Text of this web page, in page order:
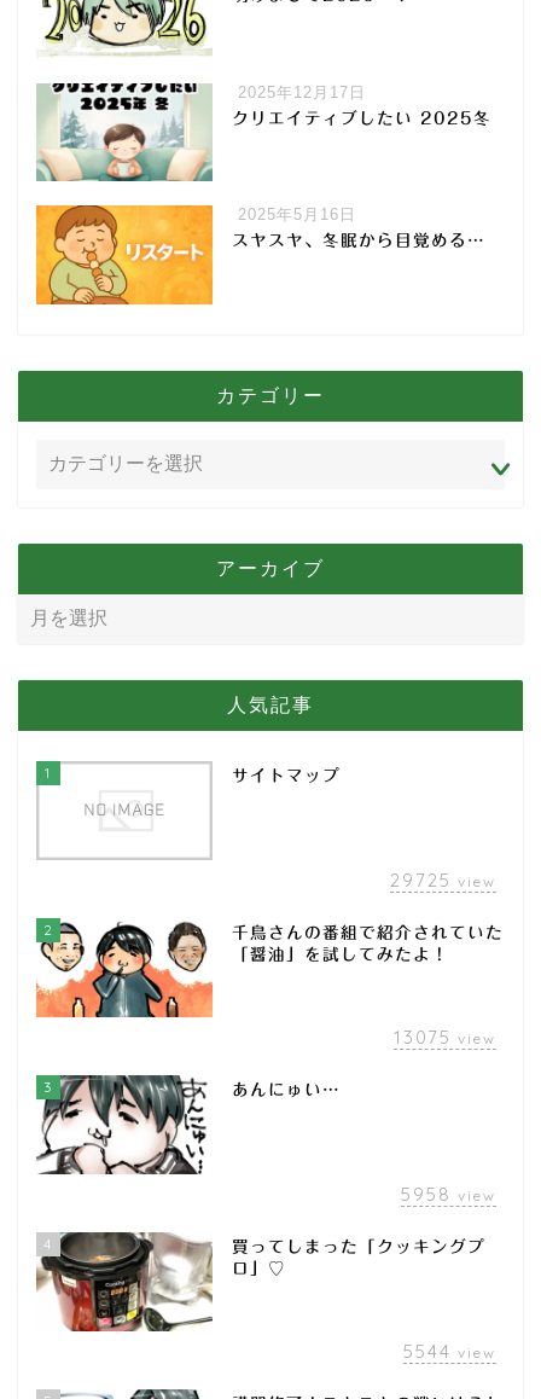
2025年12月17日
クリエイティブしたい 2025冬
2025年5月16日
スヤスヤ、冬眠から目覚める…
カテゴリー
アーカイブ
人気記事
1 サイトマップ
29725 view
2
千鳥さんの番組で紹介されていた
「醤油」を試してみたよ！
13075 view
3 あんにゅい…
5958 view
4
買ってしまった「クッキングプ
ロ」♡
5544 view